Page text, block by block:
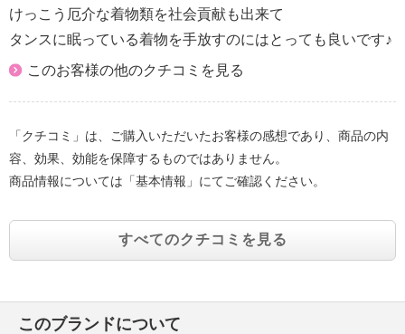
けっこう厄介な着物類を社会貢献も出来て
タンスに眠っている着物を手放すのにはとっても良いです♪
このお客様の他のクチコミを見る
「クチコミ」は、ご購入いただいたお客様の感想であり、商品の内
容、効果、効能を保障するものではありません。
商品情報については「基本情報」にてご確認ください。
すべてのクチコミを見る
このブランドについて